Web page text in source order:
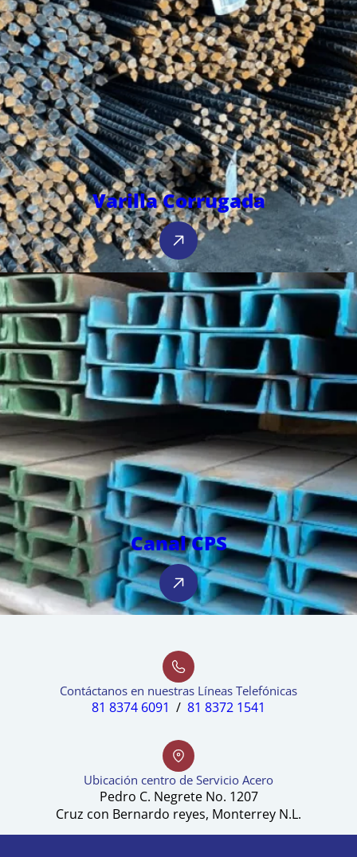
Varilla Corrugada
Canal CPS
Contáctanos en nuestras Líneas Telefónicas
81 8374 6091 / 81 8372 1541
Ubicación centro de Servicio Acero
Pedro C. Negrete No. 1207
Cruz con Bernardo reyes, Monterrey N.L.